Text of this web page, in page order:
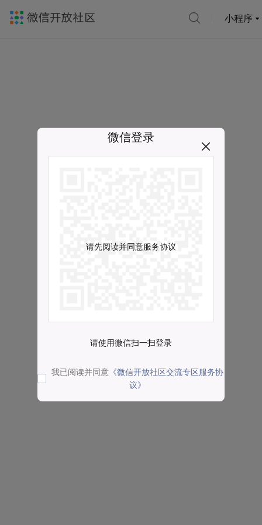
小程序
微信登录
请先阅读并同意服务协议
请使用微信扫一扫登录
我已阅读并同意 《微信开放社区交流专区服务协
议》